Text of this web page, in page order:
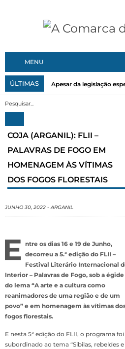
MENU
ÚLTIMAS Apesar da legislação
COJA (ARGANIL): FLII –
PALAVRAS DE FOGO EM
HOMENAGEM ÀS VÍTIMAS
DOS FOGOS FLORESTAIS
JUNHO 30, 2022 -ARGANIL
E ntre os dias 16 e 19 de Junho,
decorreu a 5.ª edição do FLII –
Festival Literário Internacional
Interior – Palavras de Fogo, sob a égide
do lema “A arte e a cultura como
reanimadores de uma região e de um
povo” e em homenagem às vítimas
fogos florestais.
E nesta 5ª edição do FLII, o programa foi
subordinado ao tema “Sibilas, rebeldes e